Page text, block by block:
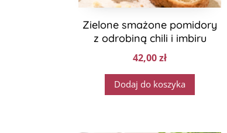
Zielone smażone pomidory
z odrobiną chili i imbiru
42,00zł
Dodaj do koszyka